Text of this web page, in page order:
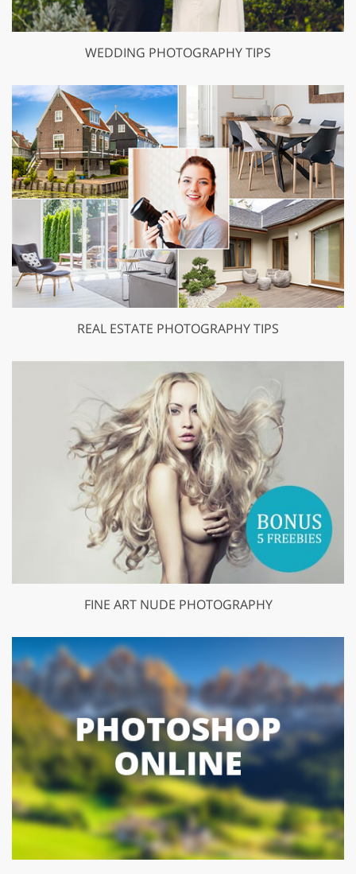
WEDDING PHOTOGRAPHY TIPS
REAL ESTATE PHOTOGRAPHY TIPS
FINE ART NUDE PHOTOGRAPHY